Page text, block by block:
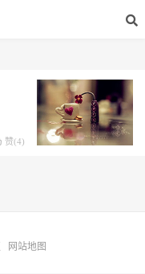
赞(4)
网站地图